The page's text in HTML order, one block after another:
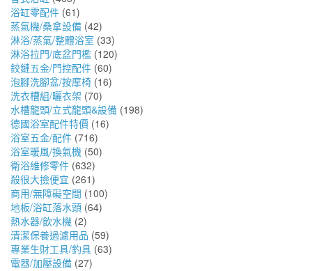
浴缸零配件 (61)
蒸氣機/桑拿設備 (42)
淋浴/蒸氣/整體浴室 (33)
淋浴拉門/底盆門檻 (120)
鉸鏈五金/門控配件 (60)
泡腳洗腳盆/按摩椅 (16)
洗衣槽組/曬衣架 (70)
水槽龍頭/立式龍頭&設備 (198)
德國浴室配件特價 (16)
浴室五金/配件 (716)
浴室暖風/換氣機 (50)
衛浴維修零件 (632)
殺很大撿便宜 (261)
商用/無障礙空間 (100)
地板/浴缸落水頭 (64)
熱水器/飲水機 (2)
清潔保養過濾用品 (59)
專業生財工具/釣具 (63)
電器/加壓設備 (27)